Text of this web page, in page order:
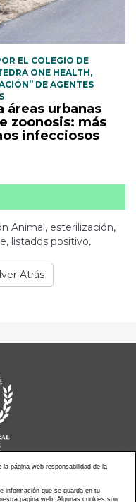
EL COLEGIO DE
ONE HEALTH,
DE AGENTES
áreas urbanas
zoonosis: más
infecciosos
Animal, esterilización,
listados positivo,
Atrás
de Actos
página web responsabilidad de la
información que se guarda en tu
página web. Algunas cookies son